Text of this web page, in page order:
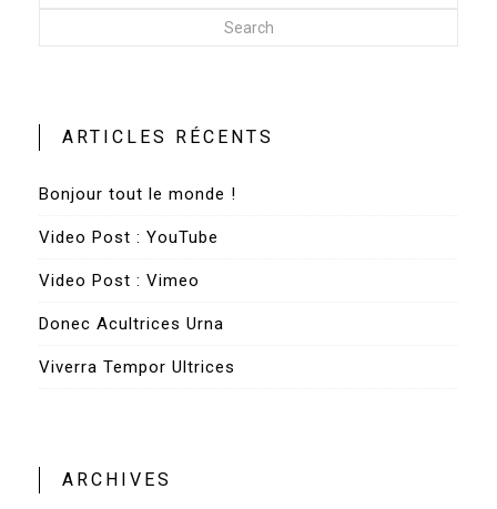
Search
ARTICLES RÉCENTS
Bonjour tout le monde !
Video Post : YouTube
Video Post : Vimeo
Donec Acultrices Urna
Viverra Tempor Ultrices
ARCHIVES